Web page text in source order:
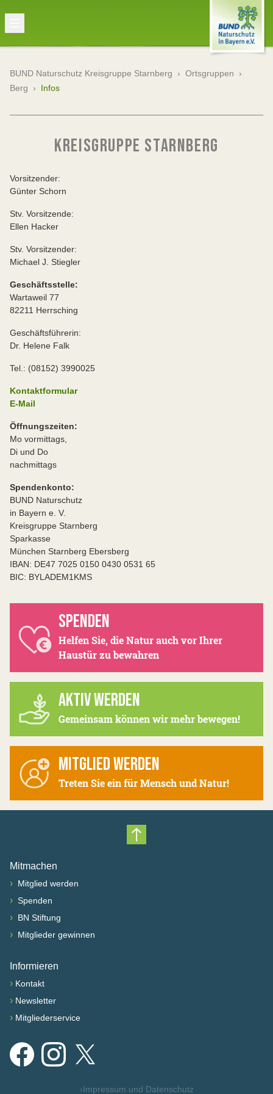
BUND Naturschutz Kreisgruppe Starnberg › Ortsgruppen ›
Berg › Infos
KREISGRUPPE STARNBERG
Vorsitzender:
Günter Schorn
Stv. Vorsitzende:
Ellen Hacker
Stv. Vorsitzender:
Michael J. Stiegler
Geschäftsstelle:
Wartaweil 77
82211 Herrsching
Geschäftsführerin:
Dr. Helene Falk
Tel.: (08152) 3990025
Kontaktformular
E-Mail
Öffnungszeiten:
Mo vormittags,
Di und Do
nachmittags
Spendenkonto:
BUND Naturschutz
in Bayern e. V.
Kreisgruppe Starnberg
Sparkasse
München Starnberg Ebersberg
IBAN: DE47 7025 0150 0430 0531 65
BIC: BYLADEM1KMS
SPENDEN
Helfen Sie, die Natur auch vor Ihrer
Haustür zu bewahren
AKTIV WERDEN
Gemeinsam können wir mehr bewegen!
MITGLIED WERDEN
Treten Sie ein für Mensch und Natur!
Nach oben scrollen
Mitmachen
› Mitglied werden
› Spenden
› BN Stiftung
› Mitglieder gewinnen
Informieren
› Kontakt
› Newsletter
› Mitgliederservice
FacebookInstagram
X
›Impressum und Datenschutz